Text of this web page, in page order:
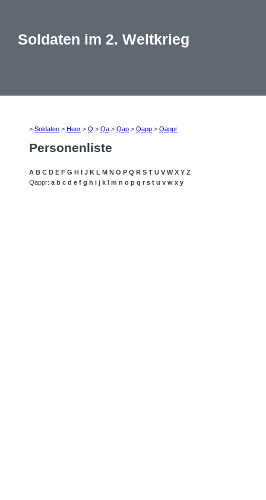
Soldaten im 2. Weltkrieg
> Soldaten > Heer > Q > Qa > Qap > Qapp > Qappr
Personenliste
A B C D E F G H I J K L M N O P Q R S T U V W X Y Z
Qappr: a b c d e f g h i j k l m n o p q r s t u v w x y